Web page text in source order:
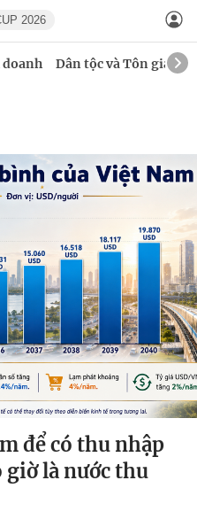
2026
Dân tộc và Tôn giáo
để có thu nhập
là nước thu